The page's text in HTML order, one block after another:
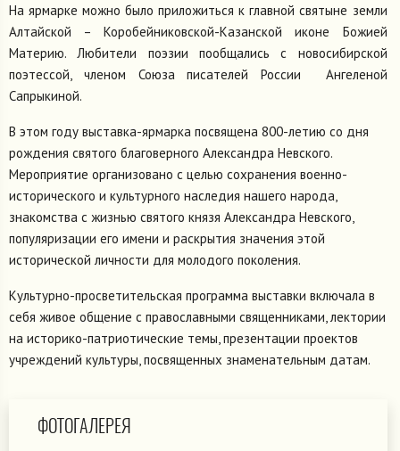
На ярмарке можно было приложиться к главной святыне земли
Алтайской – Коробейниковской-Казанской иконе Божией
Материю. Любители поэзии пообщались с новосибирской
поэтессой, членом Союза писателей России Ангеленой
Сапрыкиной.
В этом году выставка-ярмарка посвящена 800-летию со дня
рождения святого благоверного Александра Невского.
Мероприятие организовано с целью сохранения военно-
исторического и культурного наследия нашего народа,
знакомства с жизнью святого князя Александра Невского,
популяризации его имени и раскрытия значения этой
исторической личности для молодого поколения.
Культурно-просветительская программа выставки включала в
себя живое общение с православными священниками, лектории
на историко-патриотические темы, презентации проектов
учреждений культуры, посвященных знаменательным датам.
ФОТОГАЛЕРЕЯ